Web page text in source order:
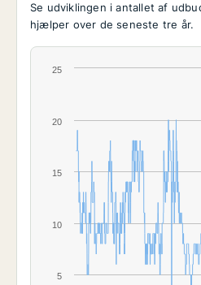
Se udviklingen i antallet af
hjælper over de seneste tre år.
5
10
15
20
25